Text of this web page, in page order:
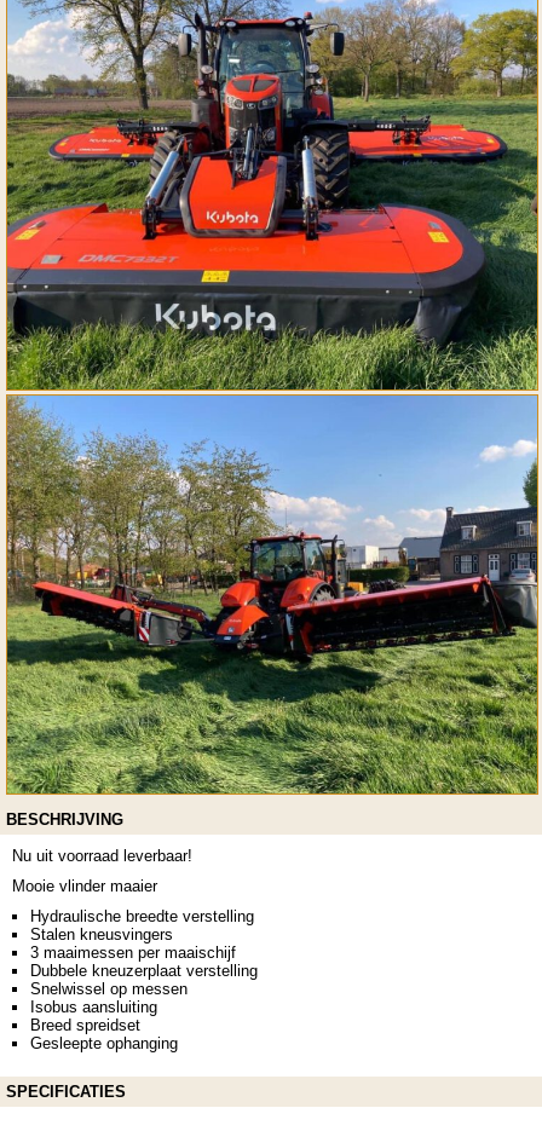
BESCHRIJVING
Nu uit voorraad leverbaar!
Mooie vlinder maaier
Hydraulische breedte verstelling
Stalen kneusvingers
3 maaimessen per maaischijf
Dubbele kneuzerplaat verstelling
Snelwissel op messen
Isobus aansluiting
Breed spreidset
Gesleepte ophanging
SPECIFICATIES